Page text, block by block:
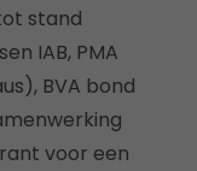
stand
IAB, PMA
BVA bond
voor een